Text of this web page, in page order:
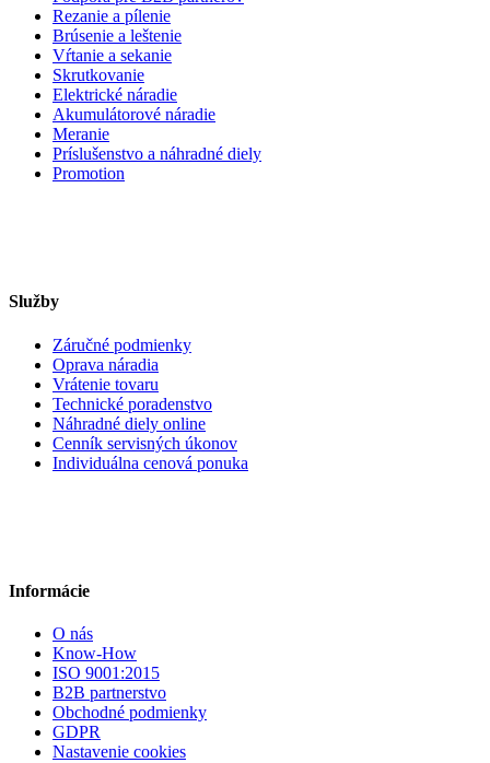
Rezanie a pílenie
Brúsenie a leštenie
Vŕtanie a sekanie
Skrutkovanie
Elektrické náradie
Akumulátorové náradie
Meranie
Príslušenstvo a náhradné diely
Promotion
Služby
Záručné podmienky
Oprava náradia
Vrátenie tovaru
Technické poradenstvo
Náhradné diely online
Cenník servisných úkonov
Individuálna cenová ponuka
Informácie
O nás
Know-How
ISO 9001:2015
B2B partnerstvo
Obchodné podmienky
GDPR
Nastavenie cookies